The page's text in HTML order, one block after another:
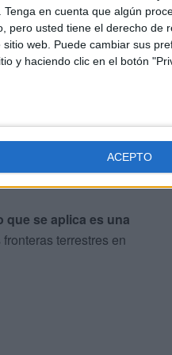
Tenga en cuenta que algún
pero usted tiene el derecho de
web. Puede cambiar sus
y haciendo clic en el botón
ACEPTO
la legislación sobre
categorías de
y a los
que se aplica es una
terrestres en